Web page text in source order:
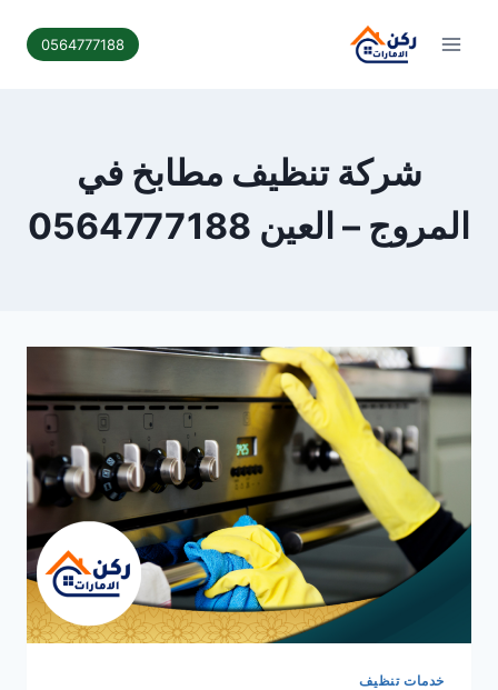
0564777188
شركة تنظيف مطابخ في
المروج – العين 0564777188
خدمات تنظيف